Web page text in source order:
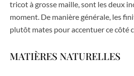
tricot à grosse maille, sont les deux
moment. De manière générale, les
plutôt mates pour accentuer ce côté
MATIÈRES NATURELLES